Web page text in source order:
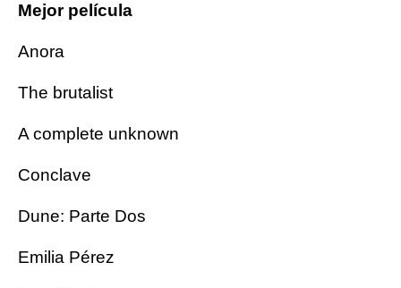
Mejor película
Anora
The brutalist
A complete unknown
Conclave
Dune: Parte Dos
Emilia Pérez